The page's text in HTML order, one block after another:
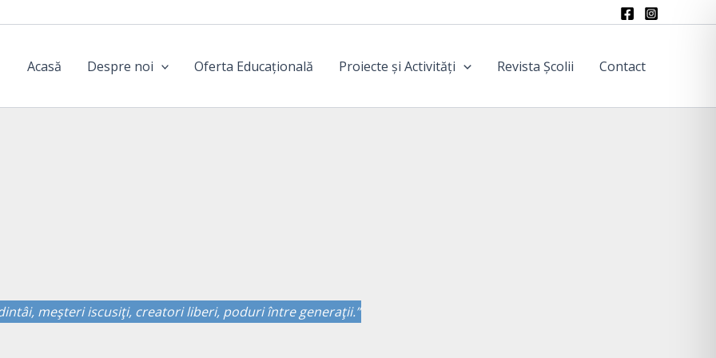
Acasă
Despre noi Oferta Educațională Proiecte și Activități Revista Școlii Contact
meşteri iscusiţi, creatori liberi, poduri între generaţii.”